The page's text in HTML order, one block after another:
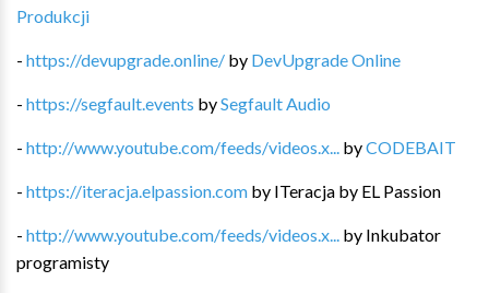
Produkcji
- https://devupgrade.online/ by DevUpgrade Online
- https://segfault.events bySegfault Audio
- http://www.youtube.com/feeds/videos.x... byCODEBAIT
- https://iteracja.elpassion.com by ITeracja by EL Passion
- http://www.youtube.com/feeds/videos.x... by Inkubator
programisty